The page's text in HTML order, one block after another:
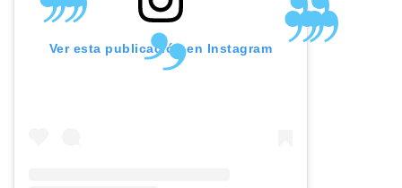
Ver esta publicación en Instagram